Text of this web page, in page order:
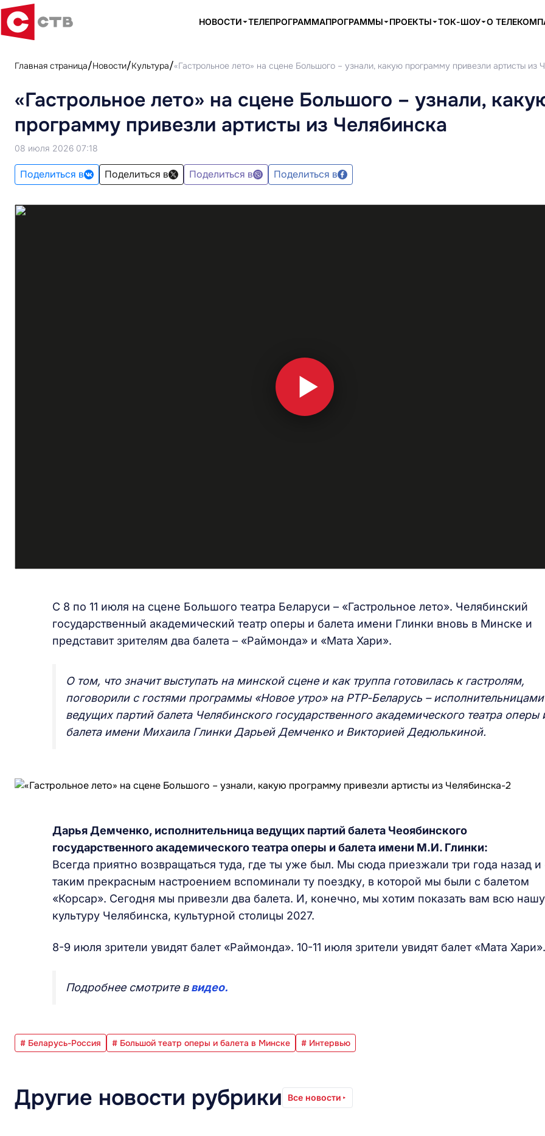
НОВОСТИ ТЕЛЕПРОГРАММАПРОГРАММЫ ПРОЕКТЫ ТОК-ШОУ О
Главная страница Новости Культура «Гастрольное лето» на сцене Большого – узнали, какую программу привезли артисты из
«Гастрольное лето» на сцене Большого – узнали,
программу привезли артисты из Челябинска
08 июля 2026 07:18
Поделиться в Поделиться в Поделиться в Поделиться в
С 8 по 11 июля на сцене Большого театра Беларуси – «Гастрольное лето». Челябинский
государственный академический театр оперы и балета имени Глинки вновь в Минске и
представит зрителям два балета – «Раймонда» и «Мата Хари».
О том, что значит выступать на минской сцене и как труппа готовилась к гастролям,
поговорили с гостями программы «Новое утро» на РТР-Беларусь – исполнительницами
ведущих партий балета Челябинского государственного академического театра оперы
балета имени Михаила Глинки Дарьей Демченко и Викторией Дедюлькиной.
Дарья Демченко, исполнительница ведущих партий балета Чеоябинского
государственного академического театра оперы и балета имени М.И. Глинки:
Всегда приятно возвращаться туда, где ты уже был. Мы сюда приезжали три года назад и
таким прекрасным настроением вспоминали ту поездку, в которой мы были с балетом
«Корсар». Сегодня мы привезли два балета. И, конечно, мы хотим показать вам всю нашу
культуру Челябинска, культурной столицы 2027.
8-9 июля зрители увидят балет «Раймонда». 10-11 июля зрители увидят балет «Мата
Подробнее смотрите ввидео.
# Беларусь-Россия # Большой театр оперы и балета в Минске # Интервью
Другие новости рубрики Все новости